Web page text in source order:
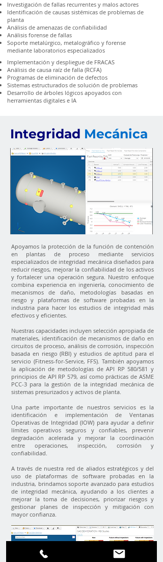
Implementación y despliegue de FRACAS
Análisis de causa raíz de falla (RCFA)
Programas de eliminación de defectos
Sistemas estructurados de solución de problemas
Desarrollo de árboles lógicos apoyados con
herramientas digitales e IA
Integridad Mecánica
Apoyamos la protección de la función de contención
en plantas de proceso mediante servicios
especializados de integridad mecánica diseñados para
reducir riesgos, mejorar la confiabilidad de los activos
y fortalecer una operación segura. Nuestro enfoque
combina experiencia en ingeniería, conocimiento de
mecanismos de daño, metodologías basadas en
riesgo y plataformas de software probadas en la
industria para hacer los estudios de integridad más
efectivos y eficientes.
Nuestras capacidades incluyen selección apropiada de
materiales, identificación de mecanismos de daño en
circuitos de proceso, análisis de corrosión, inspección
basada en riesgo (RBI) y estudios de aptitud para el
servicio (Fitness-for-Service, FFS). También apoyamos
la aplicación de metodologías de API RP 580/581 y
principios de API RP 579, así como prácticas de ASME
PCC-3 para la gestión de la integridad mecánica de
sistemas presurizados y activos de planta.
Una parte importante de nuestros servicios es la
identificación e implementación de Ventanas
Operativas de Integridad (IOW) para ayudar a definir
límites operativos seguros y confiables, prevenir
degradación acelerada y mejorar la coordinación
entre operaciones, inspección, corrosión y
confiabilidad.
A través de nuestra red de aliados estratégicos y del
uso de plataformas de software probadas en la
industria, brindamos soporte avanzado para estudios
de integridad mecánica, ayudando a los clientes a
mejorar la toma de decisiones, priorizar riesgos y
gestionar planes de inspección y mitigación con
mayor confianza.
Investigación de fallas recurrentes y malos actores
Identificación de causas sistémicas de problemas de
planta
Análisis de amenazas de confiabilidad
Análisis forense de fallas
Soporte metalúrgico, metalográfico y forense
mediante laboratorios especializados